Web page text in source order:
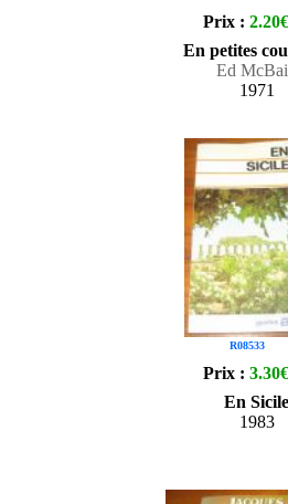
Prix : 2.20€
En petites
Ed
1971
R08533
Prix : 3.30€
En Sicile
1983